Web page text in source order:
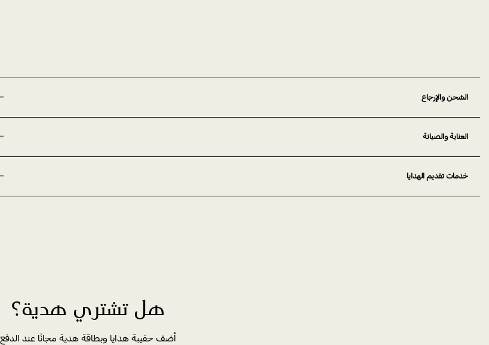
الشحن والإرجاع
العناية والصيانة
خدمات تقديم الهدايا
هل تشتري هدية؟
أضف حقيبة هدايا وبطاقة هدية مجانًا عند الدفع